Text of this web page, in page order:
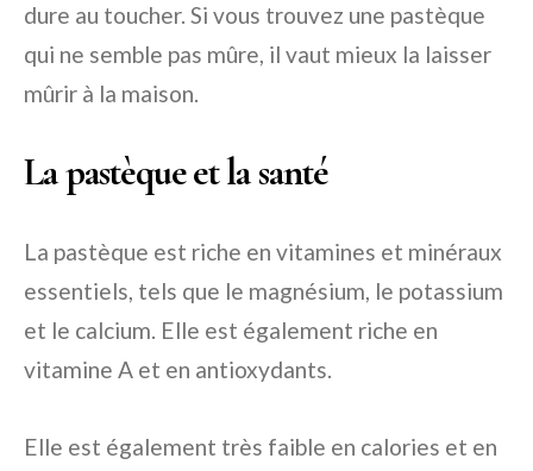
dure au toucher. Si vous trouvez une pastèque
qui ne semble pas mûre, il vaut mieux la laisser
mûrir à la maison.
La pastèque et la santé
La pastèque est riche en vitamines et minéraux
essentiels, tels que le magnésium, le potassium
et le calcium. Elle est également riche en
vitamine A et en antioxydants.
Elle est également très faible en calories et en